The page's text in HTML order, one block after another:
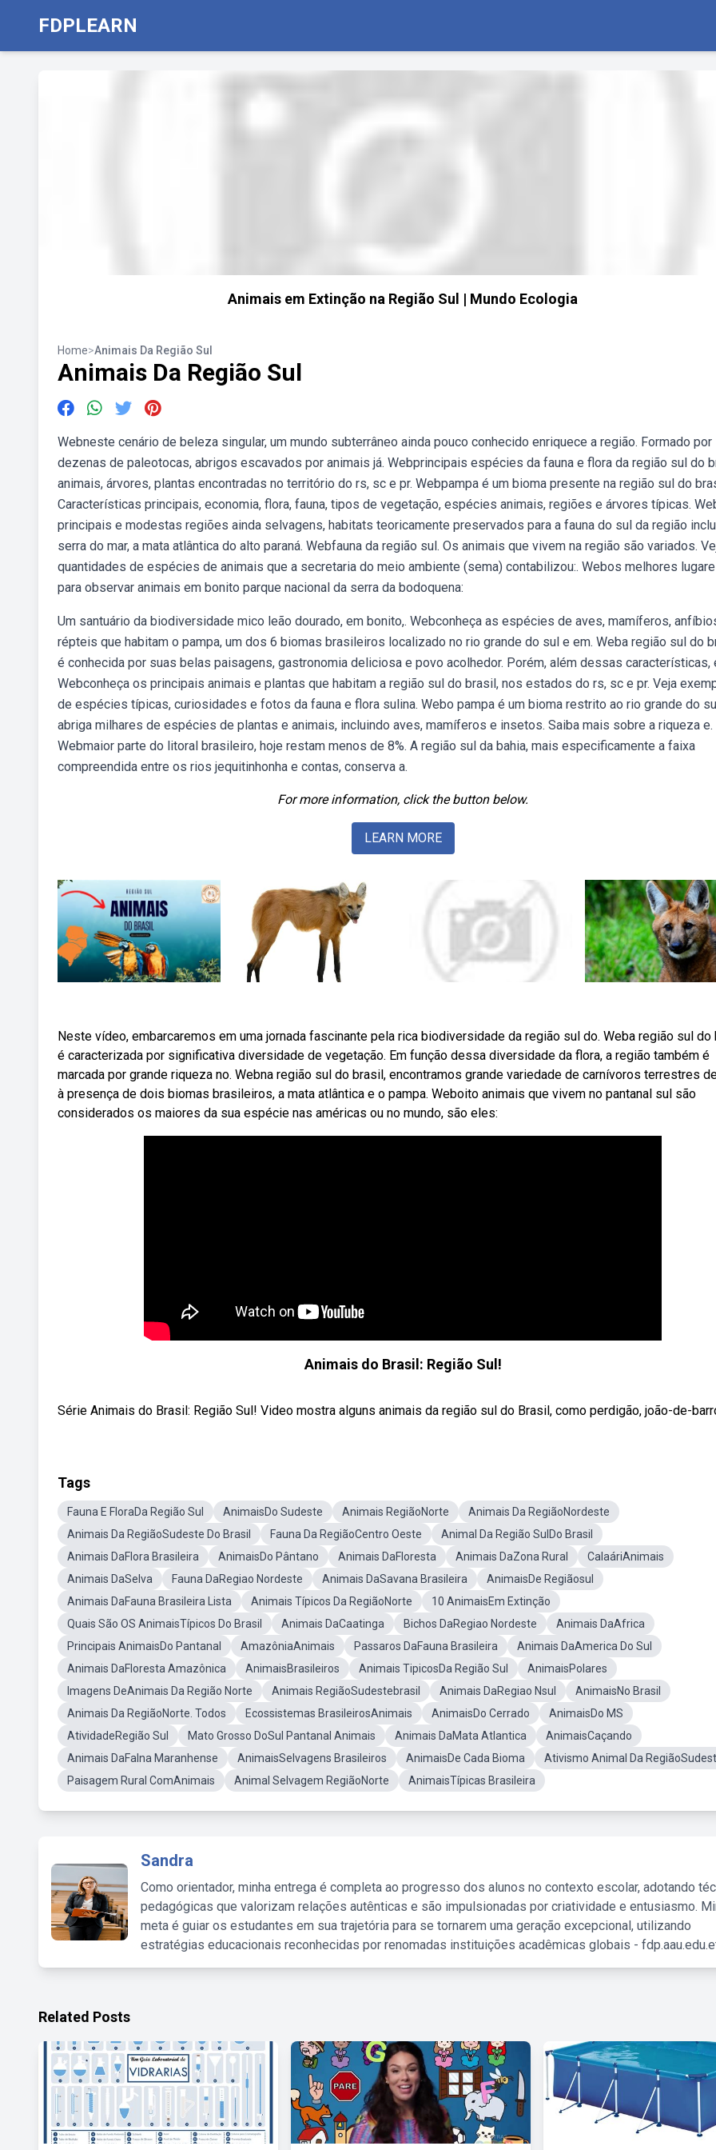
FDPLEARN
Animais em Extinção na Região Sul | Mundo Ecologia
Home>Animais Da Região Sul
Animais Da Região Sul
Webneste cenário de beleza singular, um mundo subterrâneo ainda pouco conhecido enriquece a região. Formado por
dezenas de paleotocas, abrigos escavados por animais já. Webprincipais espécies da fauna e flora da região sul do
animais, árvores, plantas encontradas no território do rs, sc e pr. Webpampa é um bioma presente na região sul do
Características principais, economia, flora, fauna, tipos de vegetação, espécies animais, regiões e árvores típicas.
principais e modestas regiões ainda selvagens, habitats teoricamente preservados para a fauna do sul da região
serra do mar, a mata atlântica do alto paraná. Webfauna da região sul. Os animais que vivem na região são variados.
quantidades de espécies de animais que a secretaria do meio ambiente (sema) contabilizou:. Webos melhores
para observar animais em bonito parque nacional da serra da bodoquena:
Um santuário da biodiversidade mico leão dourado, em bonito,. Webconheça as espécies de aves, mamíferos,
répteis que habitam o pampa, um dos 6 biomas brasileiros localizado no rio grande do sul e em. Weba região sul do
é conhecida por suas belas paisagens, gastronomia deliciosa e povo acolhedor. Porém, além dessas características,
Webconheça os principais animais e plantas que habitam a região sul do brasil, nos estados do rs, sc e pr. Veja
de espécies típicas, curiosidades e fotos da fauna e flora sulina. Webo pampa é um bioma restrito ao rio grande do
abriga milhares de espécies de plantas e animais, incluindo aves, mamíferos e insetos. Saiba mais sobre a riqueza e.
Webmaior parte do litoral brasileiro, hoje restam menos de 8%. A região sul da bahia, mais especificamente a faixa
compreendida entre os rios jequitinhonha e contas, conserva a.
For more information, click the button below.
LEARN MORE
Neste vídeo, embarcaremos em uma jornada fascinante pela rica biodiversidade da região sul do. Weba região sul do
é caracterizada por significativa diversidade de vegetação. Em função dessa diversidade da flora, a região também é
marcada por grande riqueza no. Webna região sul do brasil, encontramos grande variedade de carnívoros terrestres
à presença de dois biomas brasileiros, a mata atlântica e o pampa. Weboito animais que vivem no pantanal sul são
considerados os maiores da sua espécie nas américas ou no mundo, são eles:
Animais do Brasil: Região Sul!
Série Animais do Brasil: Região Sul! Video mostra alguns animais da região sul do Brasil, como perdigão, joão-de-
Tags
Fauna E FloraDa Região Sul AnimaisDo Sudeste Animais RegiãoNorte
Animais Da RegiãoNordeste
Animais Da RegiãoSudeste Do Brasil
Fauna Da RegiãoCentro Oeste
Animal Da Região SulDo Brasil
Animais DaFlora Brasileira
AnimaisDo Pântano Animais DaFloresta Animais DaZona Rural
CalaáriAnimais
Animais DaSelva
Fauna DaRegiao Nordeste Animais DaSavana Brasileira
AnimaisDe Regiãosul
Animais DaFauna Brasileira Lista
Animais Típicos Da RegiãoNorte
10 AnimaisEm Extinção
Quais São OS AnimaisTípicos Do Brasil
Animais DaCaatinga Bichos DaRegiao Nordeste
Animais DaAfrica
Principais AnimaisDo Pantanal
AmazôniaAnimais Passaros DaFauna Brasileira
Animais DaAmerica Do Sul
Animais DaFloresta Amazônica
AnimaisBrasileiros Animais TipicosDa Região Sul
AnimaisPolares
Imagens DeAnimais Da Região Norte
Animais RegiãoSudestebrasil Animais DaRegiao Nsul
AnimaisNo Brasil
Animais Da RegiãoNorte. Todos
Ecossistemas BrasileirosAnimais AnimaisDo Cerrado
AnimaisDo MS
AtividadeRegião Sul
Mato Grosso DoSul Pantanal Animais Animais DaMata Atlantica
AnimaisCaçando
Animais DaFalna Maranhense
AnimaisSelvagens Brasileiros AnimaisDe Cada Bioma
Ativismo Animal Da
Paisagem Rural ComAnimais
Animal Selvagem RegiãoNorte AnimaisTípicas Brasileira
Sandra
Como orientador, minha entrega é completa ao progresso dos alunos no contexto escolar, adotando
pedagógicas que valorizam relações autênticas e são impulsionadas por criatividade e entusiasmo.
meta é guiar os estudantes em sua trajetória para se tornarem uma geração excepcional, utilizando
estratégias educacionais reconhecidas por renomadas instituições acadêmicas globais -
Related Posts